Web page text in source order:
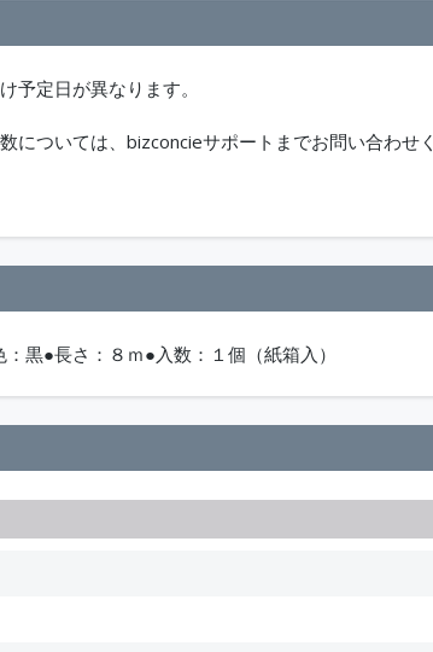
定日が異なります。
ついては、bizconcieサポートまでお問い合わせく
黒●長さ：８ｍ●入数：１個（紙箱入）